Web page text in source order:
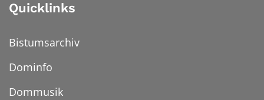
Quicklinks
Bistumsarchiv
Dominfo
Dommusik